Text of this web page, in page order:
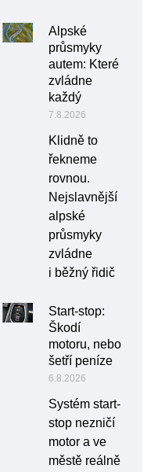
Alpské
průsmyky
autem: Které
zvládne
každý
7.8.2026
Klidně to
řekneme
rovnou.
Nejslavnější
alpské
průsmyky
zvládne
i běžný řidič
Start-stop:
Škodí
motoru, nebo
šetří peníze
6.8.2026
Systém start-
stop nezničí
motor a ve
městě reálně